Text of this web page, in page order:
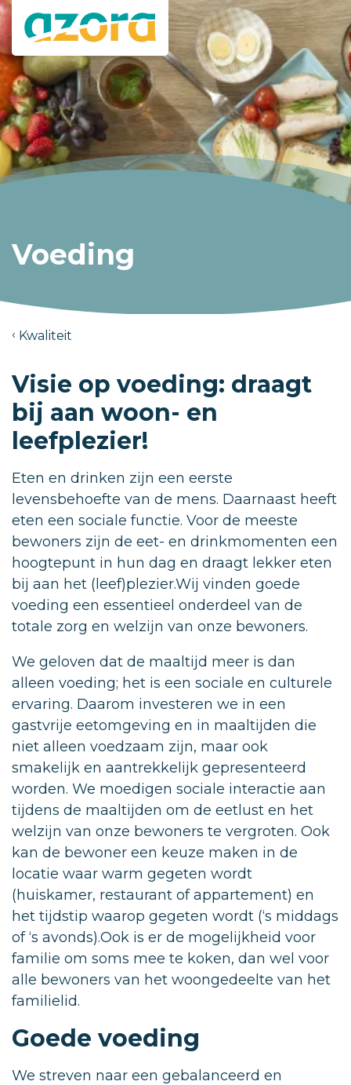
Voeding
Kwaliteit
Visie op voeding: draagt
bij aan woon- en
leefplezier!
Eten en drinken zijn een eerste
levensbehoefte van de mens. Daarnaast heeft
eten een sociale functie. Voor de meeste
bewoners zijn de eet- en drinkmomenten een
hoogtepunt in hun dag en draagt lekker eten
bij aan het (leef)plezier.Wij vinden goede
voeding een essentieel onderdeel van de
totale zorg en welzijn van onze bewoners.
We geloven dat de maaltijd meer is dan
alleen voeding; het is een sociale en culturele
ervaring. Daarom investeren we in een
gastvrije eetomgeving en in maaltijden die
niet alleen voedzaam zijn, maar ook
smakelijk en aantrekkelijk gepresenteerd
worden. We moedigen sociale interactie aan
tijdens de maaltijden om de eetlust en het
welzijn van onze bewoners te vergroten. Ook
kan de bewoner een keuze maken in de
locatie waar warm gegeten wordt
(huiskamer, restaurant of appartement) en
het tijdstip waarop gegeten wordt (‘s middags
of ‘s avonds).Ook is er de mogelijkheid voor
familie om soms mee te koken, dan wel voor
alle bewoners van het woongedeelte van het
familielid.
Goede voeding
We streven naar een gebalanceerd en